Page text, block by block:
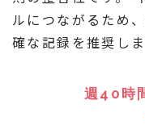
ルにつながるため
確な記録を推奨しま
週40時